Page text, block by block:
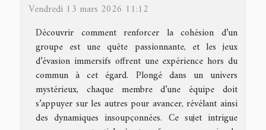
Vendredi 13 mars 2026 11:12
Découvrir comment renforcer la cohésion d’un
groupe est une quête passionnante, et les jeux
d’évasion immersifs offrent une expérience hors du
commun à cet égard. Plongé dans un univers
mystérieux, chaque membre d’une équipe doit
s’appuyer sur les autres pour avancer, révélant ainsi
des dynamiques insoupçonnées. Ce sujet intrigue